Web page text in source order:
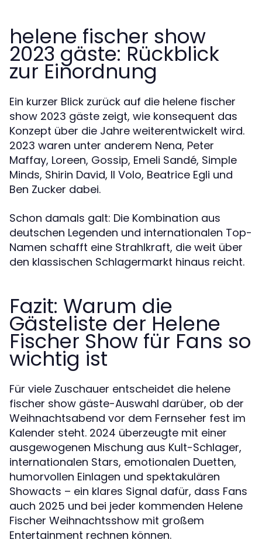
helene fischer show
2023 gäste: Rückblick
zur Einordnung
Ein kurzer Blick zurück auf die helene fischer
show 2023 gäste zeigt, wie konsequent das
Konzept über die Jahre weiterentwickelt wird.
2023 waren unter anderem Nena, Peter
Maffay, Loreen, Gossip, Emeli Sandé, Simple
Minds, Shirin David, Il Volo, Beatrice Egli und
Ben Zucker dabei.
Schon damals galt: Die Kombination aus
deutschen Legenden und internationalen Top-
Namen schafft eine Strahlkraft, die weit über
den klassischen Schlagermarkt hinaus reicht.
Fazit: Warum die
Gästeliste der Helene
Fischer Show für Fans so
wichtig ist
Für viele Zuschauer entscheidet die helene
fischer show gäste-Auswahl darüber, ob der
Weihnachtsabend vor dem Fernseher fest im
Kalender steht. 2024 überzeugte mit einer
ausgewogenen Mischung aus Kult-Schlager,
internationalen Stars, emotionalen Duetten,
humorvollen Einlagen und spektakulären
Showacts – ein klares Signal dafür, dass Fans
auch 2025 und bei jeder kommenden Helene
Fischer Weihnachtsshow mit großem
Entertainment rechnen können.